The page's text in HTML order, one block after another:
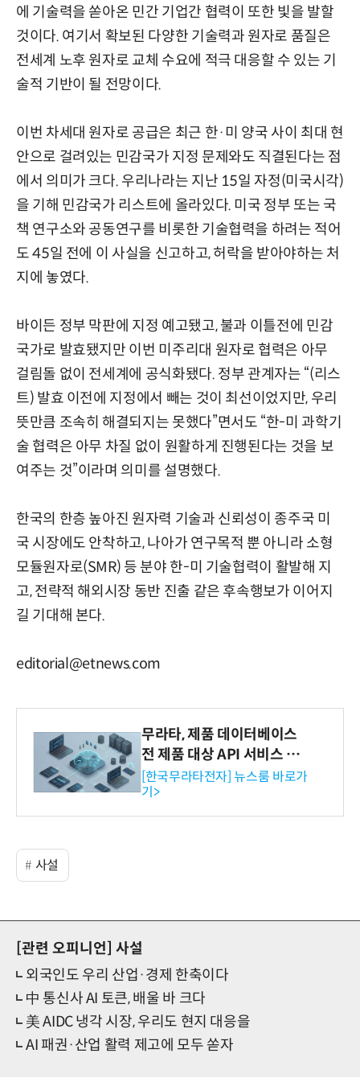
에 기술력을 쏟아온 민간 기업간 협력이 또한 빛을 발할
것이다. 여기서 확보된 다양한 기술력과 원자로 품질은
전세계 노후 원자로 교체 수요에 적극 대응할 수 있는 기
술적 기반이 될 전망이다.
이번 차세대 원자로 공급은 최근 한·미 양국 사이 최대 현
안으로 걸려있는 민감국가 지정 문제와도 직결된다는 점
에서 의미가 크다. 우리나라는 지난 15일 자정(미국시각)
을 기해 민감국가 리스트에 올라있다. 미국 정부 또는 국
책 연구소와 공동연구를 비롯한 기술협력을 하려는 적어
도 45일 전에 이 사실을 신고하고, 허락을 받아야하는 처
지에 놓였다.
바이든 정부 막판에 지정 예고됐고, 불과 이틀전에 민감
국가로 발효됐지만 이번 미주리대 원자로 협력은 아무
걸림돌 없이 전세계에 공식화됐다. 정부 관계자는 “(리스
트) 발효 이전에 지정에서 빼는 것이 최선이었지만, 우리
뜻만큼 조속히 해결되지는 못했다”면서도 “한-미 과학기
술 협력은 아무 차질 없이 원활하게 진행된다는 것을 보
여주는 것”이라며 의미를 설명했다.
한국의 한층 높아진 원자력 기술과 신뢰성이 종주국 미
국 시장에도 안착하고, 나아가 연구목적 뿐 아니라 소형
모듈원자로(SMR) 등 분야 한-미 기술협력이 활발해 지
고, 전략적 해외시장 동반 진출 같은 후속행보가 이어지
길 기대해 본다.
editorial@etnews.com
무라타, 제품 데이터베이스
전 제품 대상 API 서비스 제
공…73개 제품 카테고리로
확대
[한국무라타전자] 뉴스룸 바로가
기>
사설
[관련 오피니언] 사설
외국인도 우리 산업·경제 한축이다
中 통신사 AI 토큰, 배울 바 크다
美 AIDC 냉각 시장, 우리도 현지 대응을
AI 패권·산업 활력 제고에 모두 쏟자